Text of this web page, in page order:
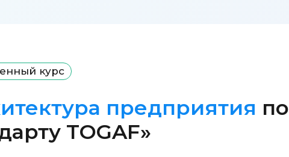
курс
предприятия по
TOGAF»